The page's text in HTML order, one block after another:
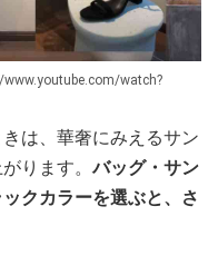
watch?
は、華奢にみえるサン
ります。バッグ・サン
クカラーを選ぶと、さ